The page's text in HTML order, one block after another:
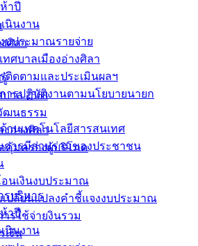
าปี
นินงาน
บประมาณรายจ่าย
ศบาลเมืองอ่างศิลา
ติดตามและประเมินผลฯ
ารปฏิบัติงานตามนโยบายนายก
นเทคโนโลยีสารสนเทศ
การมีส่วนร่วมของประชาชน
อนเงินงบประมาณ
เปลี่ยนแปลงคำชี้แจงงบประมาณ
รใช้จ่ายงินรวม
เงิน
ศิลา
าล 2568
ฒนธรรม
งอ่างศิลา
คุ้มครองผู้บริโภค
รบริหาร
าปี
นินงาน